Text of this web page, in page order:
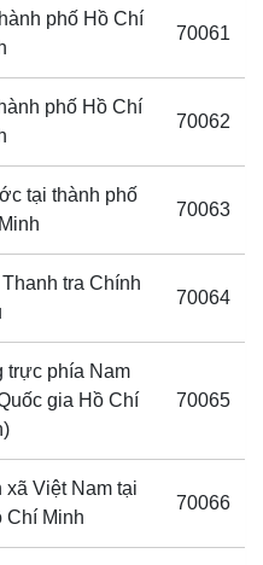
phố Hồ Chí
70061
phố Hồ Chí
70062
tại thành phố
70063
tra Chính
70064
trực phía Nam
gia Hồ Chí
70065
Việt Nam tại
Chí Minh
70066